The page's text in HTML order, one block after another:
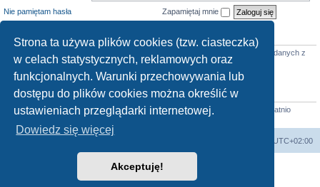
Strona ta używa plików cookies (tzw. ciasteczka)
w celach statystycznych, reklamowych oraz
funkcjonalnych. Warunki przechowywania lub
dostępu do plików cookies można określić w
ustawieniach przeglądarki internetowej.
Dowiedz się więcej
Akceptuję!
Nie pamiętam hasła
Zapamiętaj mnie
KTO JEST ONLINE
użytkowników online :: 0 zarejestrowanych, 0 ukrytych i 15 gości (wg danych z
ostatnich 5 minut)
Najwięcej użytkowników (
403) było online pt sie 07, 2026 3:48 am
STATYSTYKI
Liczba postów:4731•Liczba tematów:244•Liczba użytkowników:
•Ostatnio
zarejestrowany użytkownik:
lorensalmon
UTC+02:00
Technologię dostarczaphpBB® Forum Software © phpBB Limited
Polski pakiet językowy dostarcza